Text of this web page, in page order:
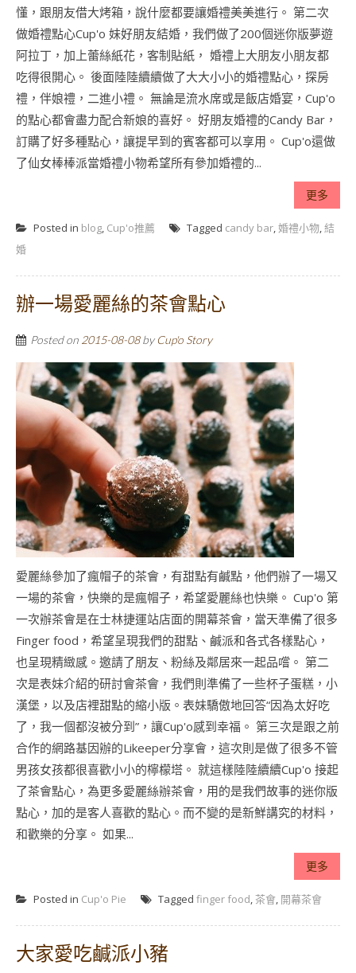
懂，跟朋友借大烤箱，說什麼都要讓婚禮美美進行。 第二次
做婚禮點心Cup'o 妹好朋友結婚，我們做了200個迷你版夢遊
阿拉丁，加上蕾絲紙花，客制貼紙， 婚禮上大朋友小朋友都
吃得很開心。 後面陸陸續續做了大大小小的婚禮點心，探房
禮，伴娘禮，二進小禮。 無論是流水席或是飯店婚宴，Cup'o
的點心都會盡力配合新娘的喜好。 好朋友婚禮的Candy Bar，
訂購了好多種點心，讓提早到的賓客都可以享用。 Cup'o還做
了仙女棒棒派當婚禮小物希望所有參加婚禮的...
更多
Posted in blog, Cup'o推薦 Tagged candy bar,婚禮小物,結
婚
辦一場愛麗絲的茶會點心
Posted on 2015-08-08by Cup'o Story
愛麗絲參加了瘋帽子的茶會，有甜點有鹹點，他們辦了一場又
一場的茶會，快樂的是瘋帽子，希望愛麗絲也快樂。 Cup'o 第
一次辦茶會是在士林捷運站店面的開幕茶會，當天準備了很多
Finger food，希望呈現我們的甜點、鹹派和各式各樣點心，
也呈現精緻感。邀請了朋友、粉絲及鄰居來一起品嚐。 第二
次是表妹介紹的研討會茶會，我們則準備了一些杯子蛋糕，小
漢堡，以及店裡甜點的縮小版。表妹驕傲地回答“因為太好吃
了，我一個都沒被分到”，讓Cup'o感到幸福。 第三次是跟之前
合作的網路基因辦的Likeeper分享會，這次則是做了很多不管
男孩女孩都很喜歡小小的檸檬塔。 就這樣陸陸續續Cup'o 接起
了茶會點心，為更多愛麗絲辦茶會，用的是我們故事的迷你版
點心，加的是客人喜歡的點心。而不變的是新鮮講究的材料，
和歡樂的分享。 如果...
更多
Posted in Cup'o Pie Tagged finger food,茶會, 開幕茶會
大家愛吃鹹派小豬